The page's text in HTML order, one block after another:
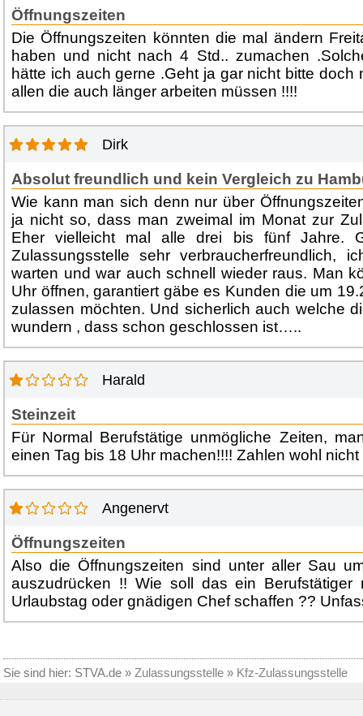
Öffnungszeiten
Die Öffnungszeiten könnten die mal ändern
haben und nicht nach 4 Std.. zumachen
hätte ich auch gerne .Geht ja gar nicht bitte doch
allen die auch länger arbeiten müssen !!!!
Dirk
Absolut freundlich und kein Vergleich zu
Wie kann man sich denn nur über
ja nicht so, dass man zweimal im Monat zur
Eher vielleicht mal alle drei bis fünf Jahre.
Zulassungsstelle sehr verbraucherfreundlich,
warten und war auch schnell wieder raus. Man
Uhr öffnen, garantiert gäbe es Kunden die um
zulassen möchten. Und sicherlich auch welche
wundern , dass schon geschlossen ist…..
Harald
Steinzeit
Für Normal Berufstätige unmögliche Zeiten,
einen Tag bis 18 Uhr machen!!!! Zahlen wohl
Angenervt
Öffnungszeiten
Also die Öffnungszeiten sind unter aller Sau
auszudrücken !! Wie soll das ein Berufstätiger
Urlaubstag oder gnädigen Chef schaffen ??
Sie sind hier: STVA.de » Zulassungsstelle » Kfz-Zulassungsstelle